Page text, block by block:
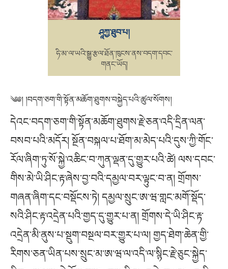
ཤཱཀྱ་ཐུབ་པ།
ཧི་མ་ལ་ཡའི་སྒྱུ་རྩལ་ཐོན་ཁུངས་ནས་བདག་དབང་
གནང་ཡོད།
༄༅། །བདག་ཅག་གི་སྟོན་མཆོག་ཐུགས་བསྐྱེད་པའི་ཚུལ་སོགས།
དེའང་བདག་ཅག་གི་སྟོན་མཆོག་ཐུགས་རྗེ་ཅན་འདི་དྲིན་ལན་
བསབ་པའི་མདོར། སྔོན་བསྐལ་པ་ཐོག་མ་མེད་པའི་དུས་ཀྱི་གོང་
རོལ་ཞིག་ཏུ་སོ་སྐྱེ་འཆིང་བ་ཀུན་ལྡན་དུ་གྱུར་པའི་ཚེ། ལས་དབང་
གིས་མེ་ཡི་ཤིང་རྟ་ཞེས་བྱ་བའི་དམྱལ་བར་ལྟུང་བ་ན། གྲོགས་
གཞན་ཞིག་དང་བསྡོངས་ཏེ། དམྱལ་སྲུང་ཨ་ཝ་གླང་མགོ་སྡོད་
སའི་ཤིང་རྟ་འདྲེན་པའི་གྱད་དུ་གྱུར་པ་ན། གྲོགས་དེ་ཡི་ཤིང་རྟ་
འདྲེན་མི་ནུས་པ་སྡུག་བསྔལ་བར་གྱུར་པ་ལ། གྱད་ཐེག་ཆེན་གྱི་
རིགས་ཅན་ཡིན་པས་སྲུང་མ་ཨ་ཝ་ལ་འདི་ལ་སྙིང་རྗེ་ཅུང་སྐྱེད་